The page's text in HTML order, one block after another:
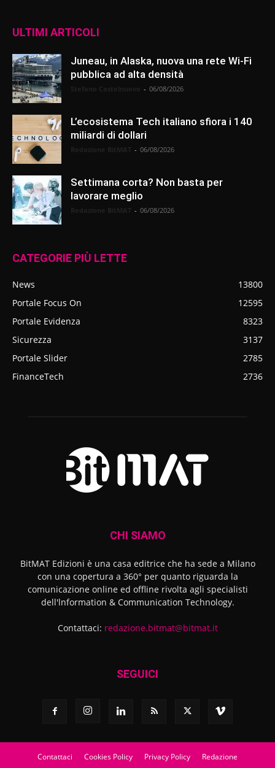
ULTIMI ARTICOLI
Juneau, in Alaska, nuova una rete Wi-Fi
pubblica ad alta densità
- 06/08/2026
L’ecosistema Tech italiano sfiora i 140
miliardi di dollari
- 06/08/2026
Settimana corta? Non basta per
lavorare meglio
- 06/08/2026
CATEGORIE PIÙ LETTE
News
13800
Portale Focus On
12595
Portale Evidenza
8323
Sicurezza
3137
Portale Slider
2785
FinanceTech
2736
CHI SIAMO
BitMAT Edizioni è una casa editrice che ha sede a Milano
con una copertura a 360° per quanto riguarda la
comunicazione online ed offline rivolta agli specialisti
dell'lnformation & Communication Technology.
Contattaci: redazione.bitmat@bitmat.it
SEGUICI
Contattaci Cookies Policy Privacy Policy Redazione